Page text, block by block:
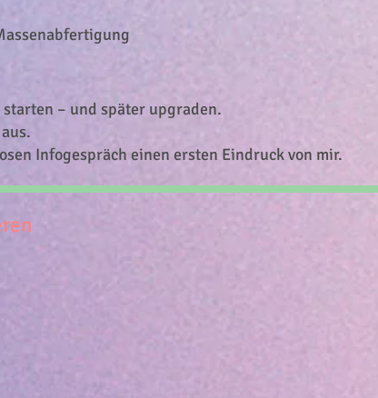
– und später upgraden.
Infogespräch einen ersten Eindruck von mir.